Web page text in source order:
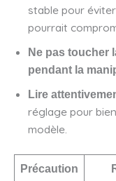
stable pour
pourrait
Ne pas toucher
pendant la
Lire
réglage pour
modèle.
Précaution